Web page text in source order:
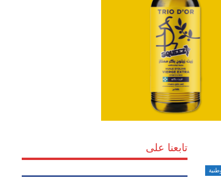
تابعنا على